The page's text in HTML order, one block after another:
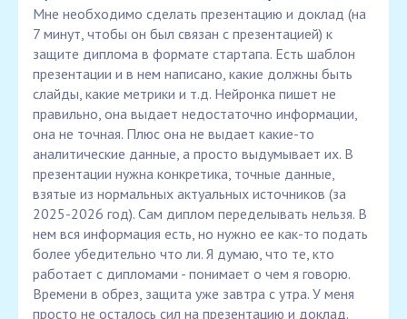
Мне необходимо сделать презентацию и доклад (на
7 минут, чтобы он был связан с презентацией) к
защите диплома в формате стартапа. Есть шаблон
презентации и в нем написано, какие должны быть
слайды, какие метрики и т.д. Нейронка пишет не
правильно, она выдает недостаточно информации,
она не точная. Плюс она не выдает какие-то
аналитические данные, а просто выдумывает их. В
презентации нужна конкретика, точные данные,
взятые из нормальных актуальных источников (за
2025-2026 год). Сам диплом переделывать нельзя. В
нем вся информация есть, но нужно ее как-то подать
более убедительно что ли. Я думаю, что те, кто
работает с дипломами - понимает о чем я говорю.
Времени в обрез, защита уже завтра с утра. У меня
просто не осталось сил на презентацию и доклад.